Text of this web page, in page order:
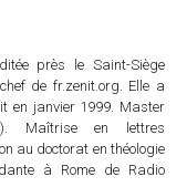
près le Saint-Siège
de fr.zenit.org. Elle a
en janvier 1999. Master
Maîtrise en lettres
au doctorat en théologie
à Rome de Radio